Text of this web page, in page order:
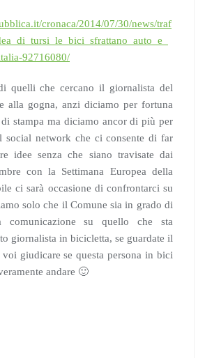
cronaca/2014/07/30/news/traf
92716080/
quelli che cercano il giornalista del
alla gogna, anzi diciamo per fortuna
stampa ma diciamo ancor di più per
social network che ci consente di far
idee senza che siano travisate dai
con la Settimana Europea della
ci sarà occasione di confrontarci su
solo che il Comune sia in grado di
comunicazione su quello che sta
giornalista in bicicletta, se guardate il
giudicare se questa persona in bici
andare 🙂